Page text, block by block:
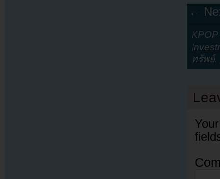
←
ทรัพย์,